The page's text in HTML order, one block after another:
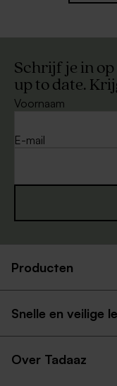
Schrijf je in
up to date.
Voornaam
E-mail
Producten
Snelle en veilige
Over Tadaaz